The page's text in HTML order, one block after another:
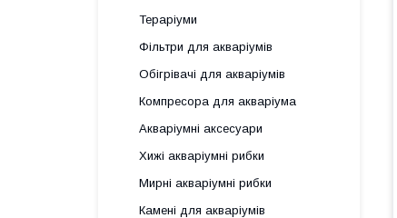
Тераріуми
Фільтри для акваріумів
Обігрівачі для акваріумів
Компресора для акваріума
Акваріумні аксесуари
Хижі акваріумні рибки
Мирні акваріумні рибки
Камені для акваріумів